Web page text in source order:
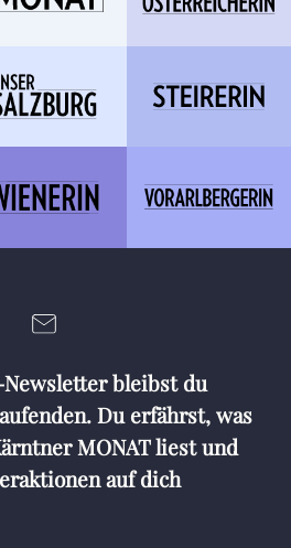
bleibst du
Du erfährst, was
MONAT liest und
auf dich